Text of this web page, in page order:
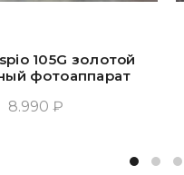
105G золотой
фотоаппарат
8.990 ₽